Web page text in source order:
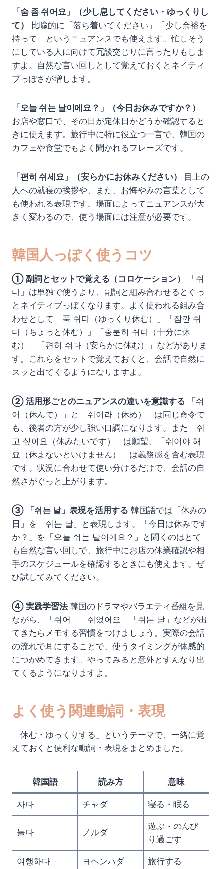
「숨 좀 쉬어요」（少し息してください・ゆっくりし
て）
比喩的に「落ち着いてください」「少し余裕を
持って」というニュアンスでも使えます。忙しそう
にしている人に向けて冗談交じりに言ったりもしま
すよ。自然な言い回しとして覚えておくとネイティ
ブっぽさが増します。
「오늘 쉬는 날이에요？」（今日お休みですか？）
お店や窓口で、その日が定休日かどうか確認すると
きに使えます。旅行中に特に役立つ一言で、韓国の
カフェや食堂でもよく聞かれるフレーズです。
「편히 쉬세요」（安らかにお休みください）
目上の
人への就寝の挨拶や、また、お悔やみの言葉として
も使われる表現です。場面によってニュアンスが大
きく変わるので、使う場面には注意が必要です。
韓国人っぽく使うコツ
① 副詞とセットで覚える（コロケーション）
「쉬
다」は単独で使うより、副詞と組み合わせるとぐっ
とネイティブっぽくなります。よく使われる組み合
わせとして「푹 쉬다（ゆっくり休む）」「잠깐 쉬
다（ちょっと休む）」「충분히 쉬다（十分に休
む）」「편히 쉬다（安らかに休む）」などがありま
す。これらをセットで覚えておくと、会話で自然に
スッと出てくるようになりますよ。
② 活用形ごとのニュアンスの違いを意識する 「쉬
어（休んで）」と「쉬어라（休め）」は同じ命令で
も、後者の方が少し強い口調になります。また「쉬
고 싶어요（休みたいです）」は願望、「쉬어야 해
요（休まないといけません）」は義務感を含む表現
です。状況に合わせて使い分けるだけで、会話の自
然さがぐっと上がります。
③ 「쉬는 날」表現を活用する 韓国語では「休みの
日」を「쉬는 날」と表現します。「今日は休みです
か？」を「오늘 쉬는 날이에요？」と聞くのはとて
も自然な言い回しで、旅行中にお店の休業確認や相
手のスケジュールを確認するときにも使えます。ぜ
ひ試してみてください。
④ 実践学習法 韓国のドラマやバラエティ番組を見
ながら、「쉬어」「쉬었어요」「쉬는 날」などが出
てきたらメモする習慣をつけましょう。実際の会話
の流れで耳にすることで、使うタイミングが体感的
につかめてきます。やってみると意外とすんなり出
てくるようになりますよ。
よく使う関連動詞・表現
「休む・ゆっくりする」というテーマで、一緒に覚
えておくと便利な動詞・表現をまとめました。
韓国語 読み方 意味
자다 チャダ 寝る・眠る
놀다 ノルダ
遊ぶ・のんび
り過ごす
여행하다 ヨヘンハダ 旅行する